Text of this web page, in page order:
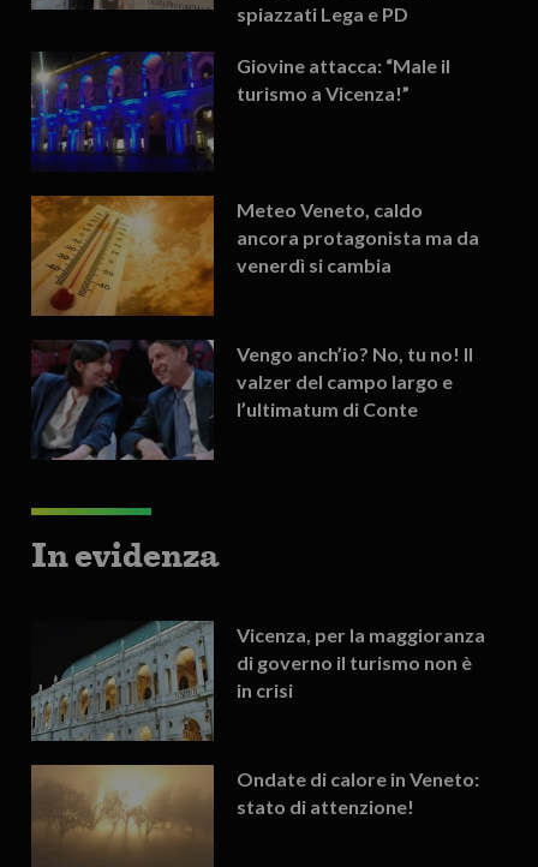
spiazzati Lega e PD
Giovine attacca: “Male il
turismo a Vicenza!”
Meteo Veneto, caldo
ancora protagonista ma da
venerdì si cambia
Vengo anch’io? No, tu no! Il
valzer del campo largo e
l’ultimatum di Conte
In evidenza
Vicenza, per la maggioranza
di governo il turismo non è
in crisi
Ondate di calore in Veneto:
stato di attenzione!